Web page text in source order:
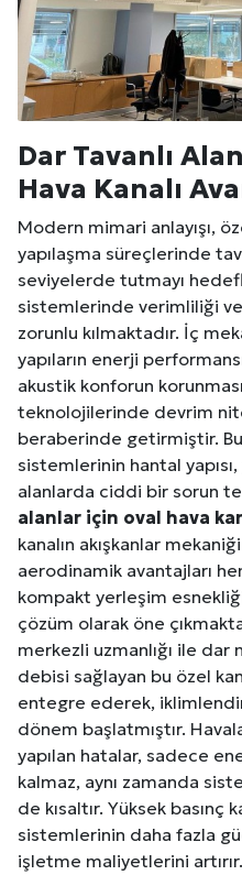
Dar Tavanlı
Hava Kanalı
Modern mimari anlayışı,
yapılaşma süreçlerinde
seviyelerde tutmayı
sistemlerinde verimliliği
zorunlu kılmaktadır. İç
yapıların enerji
akustik konforun
teknolojilerinde devrim
beraberinde getirmiştir.
sistemlerinin hantal
alanlarda ciddi bir sorun
alanlar için oval hava
kanalın akışkanlar
aerodinamik avantajları
kompakt yerleşim
çözüm olarak öne
merkezli uzmanlığı ile
debisi sağlayan bu özel
entegre ederek,
dönem başlatmıştır.
yapılan hatalar, sadece
kalmaz, aynı zamanda
de kısaltır. Yüksek basınç
sistemlerinin daha fazla
işletme maliyetlerini